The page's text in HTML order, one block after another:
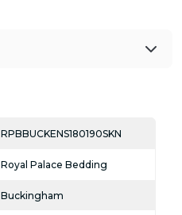
RPBBUCKENS180190SKN
Royal Palace Bedding
Buckingham